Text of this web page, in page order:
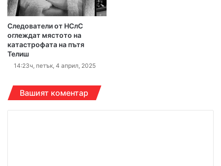
Следователи от НСлС
оглеждат мястото на
катастрофата на пътя
Телиш
14:23ч, петък, 4 април, 2025
Вашият коментар